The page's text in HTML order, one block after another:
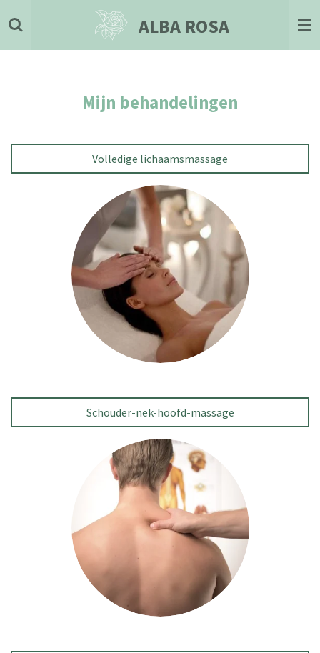
direct
naar
ALBA ROSA
Mijn behandelingen
Volledige lichaamsmassage
Schouder-nek-hoofd-massage